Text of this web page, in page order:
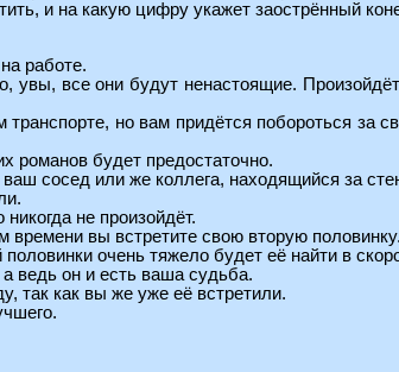
и на какую цифру укажет заострённый
работе.
увы, все они будут ненастоящие.
но вам придётся побороться за
романов будет предостаточно.
сосед или же коллега, находящийся за
не произойдёт.
времени вы встретите свою вторую половинку.
очень тяжело будет её найти в
ведь он и есть ваша судьба.
так как вы же уже её встретили.